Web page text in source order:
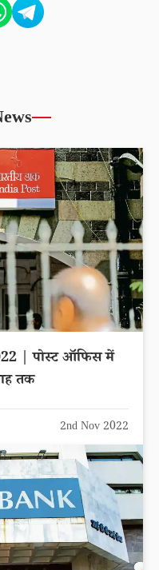
| पोस्ट ऑफिस में
तक
2nd Nov 2022